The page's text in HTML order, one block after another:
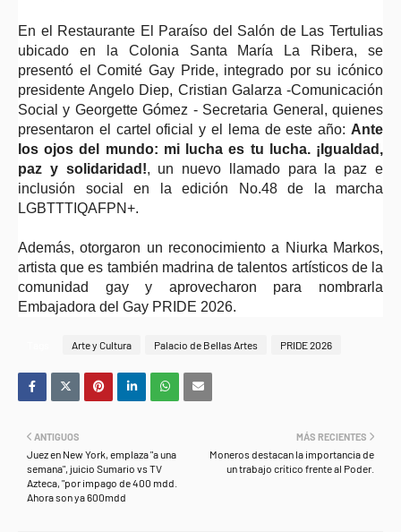
En el Restaurante El Paraíso del Salón de Las Tertulias
ubicado en la Colonia Santa María La Ribera, se
presentó el Comité Gay Pride, integrado por su icónico
presidente Angelo Diep, Cristian Galarza -Comunicación
Social y Georgette Gómez - Secretaria General, quienes
presentaron el cartel oficial y el lema de este año: Ante
los ojos del mundo: mi lucha es tu lucha. ¡Igualdad,
paz y solidaridad!, un nuevo llamado para la paz e
inclusión social en la edición No.48 de la marcha
LGBTTTIQAFPN+.
Además, otorgaron un reconocimiento a Niurka Markos,
artista que es también madrina de talentos artísticos de la
comunidad gay y aprovecharon para nombrarla
Embajadora del Gay PRIDE 2026.
Arte y Cultura Palacio de Bellas Artes PRIDE 2026
MÁS RECIENTES
Moneros destacan la importancia de
un trabajo crítico frente al Poder.
ANTIGUOS
Juez en New York, emplaza "a una
semana", juicio Sumario vs TV
Azteca, "por impago de 400 mdd.
Ahora son ya 600mdd